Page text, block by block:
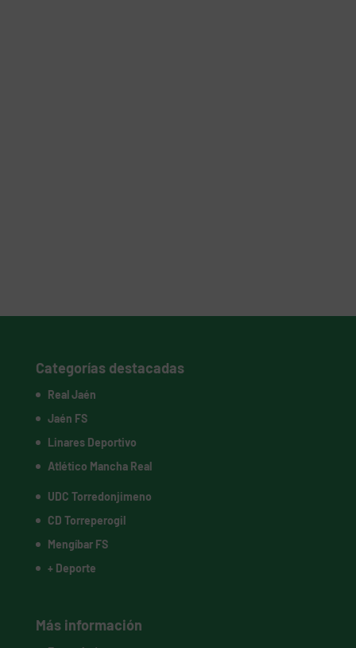
Categorías destacadas
Real Jaén
Jaén FS
Linares Deportivo
Atlético Mancha Real
UDC Torredonjimeno
CD Torreperogil
Mengíbar FS
+ Deporte
Más información